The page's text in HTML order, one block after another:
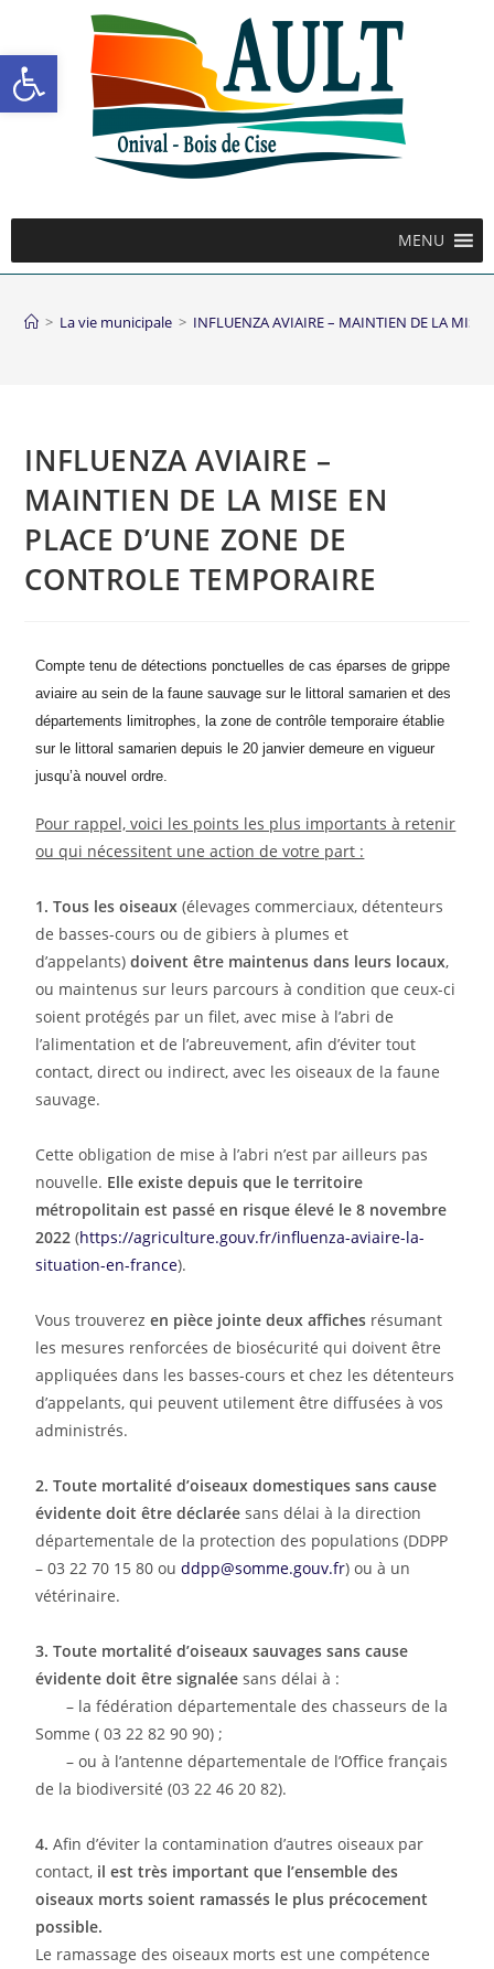
Ouvrir la barre d’outils
MENU
> La vie municipale > INFLUENZA AVIAIRE – MAINTIEN DE LA MISE
INFLUENZA AVIAIRE –
MAINTIEN DE LA MISE EN
PLACE D’UNE ZONE DE
CONTROLE TEMPORAIRE
Compte tenu de détections ponctuelles de cas éparses de grippe
aviaire au sein de la faune sauvage sur le littoral samarien et des
départements limitrophes, la zone de contrôle temporaire établie
sur le littoral samarien depuis le 20 janvier demeure en vigueur
jusqu’à nouvel ordre.
Pour rappel, voici les points les plus importants à retenir
ou qui nécessitent une action de votre part :
1. Tous les oiseaux (élevages commerciaux, détenteurs
de basses-cours ou de gibiers à plumes et
d’appelants)doivent être maintenus dans leurs locaux,
ou maintenus sur leurs parcours à condition que ceux-ci
soient protégés par un filet, avec mise à l’abri de
l’alimentation et de l’abreuvement, afin d’éviter tout
contact, direct ou indirect, avec les oiseaux de la faune
sauvage.
Cette obligation de mise à l’abri n’est par ailleurs pas
nouvelle. Elle existe depuis que le territoire
métropolitain est passé en risque élevé le 8 novembre
2022 (https://agriculture.gouv.fr/influenza-aviaire-la-
situation-en-france).
Vous trouverezen pièce jointe deux affiches résumant
les mesures renforcées de biosécurité qui doivent être
appliquées dans les basses-cours et chez les détenteurs
d’appelants, qui peuvent utilement être diffusées à vos
administrés.
2. Toute mortalité d’oiseaux domestiques sans cause
évidente doit être déclarée sans délai à la direction
départementale de la protection des populations (DDPP
– 03 22 70 15 80 ouddpp@somme.gouv.fr) ou à un
vétérinaire.
3. Toute mortalité d’oiseaux sauvages sans cause
évidente doit être signalée sans délai à :
– la fédération départementale des chasseurs de la
Somme ( 03 22 82 90 90) ;
– ou à l’antenne départementale de l’Office français
de la biodiversité (03 22 46 20 82).
4. Afin d’éviter la contamination d’autres oiseaux par
contact, il est très important que l’ensemble des
oiseaux morts soient ramassés le plus précocement
possible.
Le ramassage des oiseaux morts est une compétence